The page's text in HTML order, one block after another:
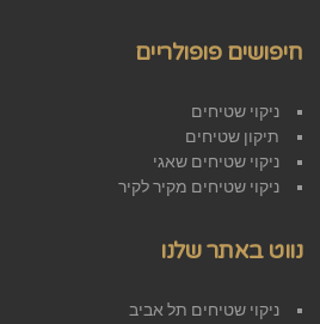
חיפושים פופולריים
ניקוי שטיחים
תיקון שטיחים
ניקוי שטיחים שאגי
ניקוי שטיחים מקיר לקיר
נווט באתר שלנו
ניקוי שטיחים תל אביב